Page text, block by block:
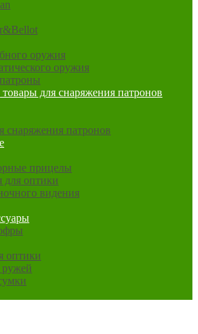
оружия
оружия
для снаряжения патронов
снаряжения патронов
прицелы
для оптики
видения
оптики